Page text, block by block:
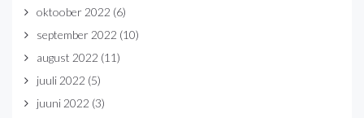
oktoober 2022 (6)
september 2022 (10)
august 2022 (11)
juuli 2022 (5)
juuni 2022 (3)